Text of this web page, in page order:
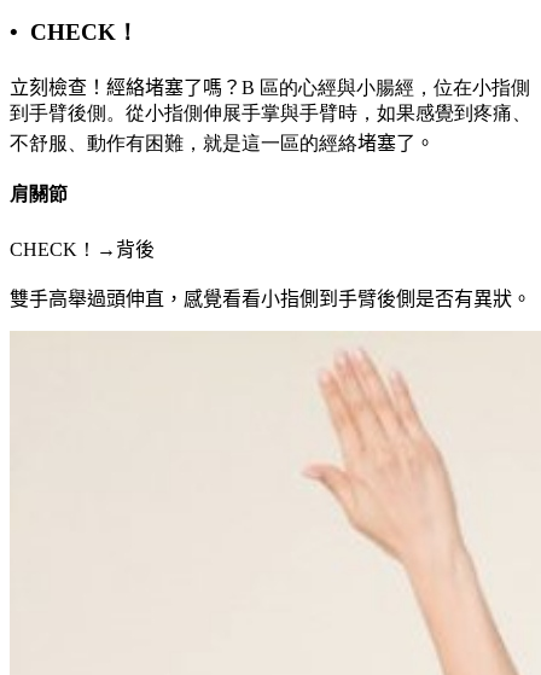
• CHECK！
立刻檢查！經絡堵塞了嗎？ B 區的心經與小腸經，位在小指側
到手臂後側。從小指側伸展手掌與手臂時，如果感覺到疼痛、
不舒服、動作有困難，就是這一區的經絡堵塞了。
肩關節
CHECK！→ 背後
雙手高舉過頭伸直，感覺看看小指側到手臂後側是否有異狀。